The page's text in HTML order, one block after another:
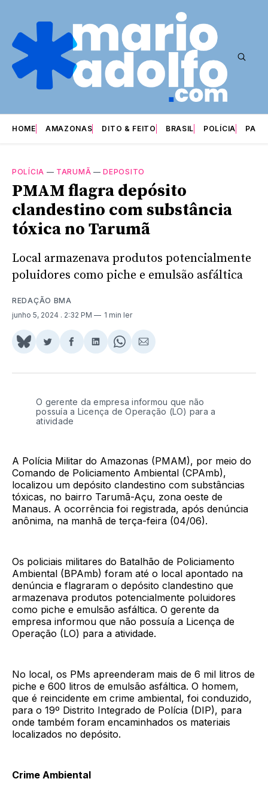
HOME AMAZONAS DITO & FEITO BRASIL POLÍCIA
POLÍCIA — TARUMÃ —DEPOSITO
PMAM flagra depósito
clandestino com substância
tóxica no Tarumã
Local armazenava produtos potencialmente
poluidores como piche e emulsão asfáltica
REDAÇÃO BMA
junho 5, 2024 . 2:32 PM 1 min ler
Share
BlueSky
Compartilhar
Twitter
Compartilhar
Facebook
Compartilhar
LinkedIn
Share
WhatsApp
Compartilhar
Email
O gerente da empresa informou que não
possuía a Licença de Operação (LO) para a
atividade
A Polícia Militar do Amazonas (PMAM), por meio do
Comando de Policiamento Ambiental (CPAmb),
localizou um depósito clandestino com substâncias
tóxicas, no bairro Tarumã-Açu, zona oeste de
Manaus. A ocorrência foi registrada, após denúncia
anônima, na manhã de terça-feira (04/06).
Os policiais militares do Batalhão de Policiamento
Ambiental (BPAmb) foram até o local apontado na
denúncia e flagraram o depósito clandestino que
armazenava produtos potencialmente poluidores
como piche e emulsão asfáltica. O gerente da
empresa informou que não possuía a Licença de
Operação (LO) para a atividade.
No local, os PMs apreenderam mais de 6 mil litros de
piche e 600 litros de emulsão asfáltica. O homem,
que é reincidente em crime ambiental, foi conduzido,
para o 19º Distrito Integrado de Polícia (DIP), para
onde também foram encaminhados os materiais
localizados no depósito.
Crime Ambiental